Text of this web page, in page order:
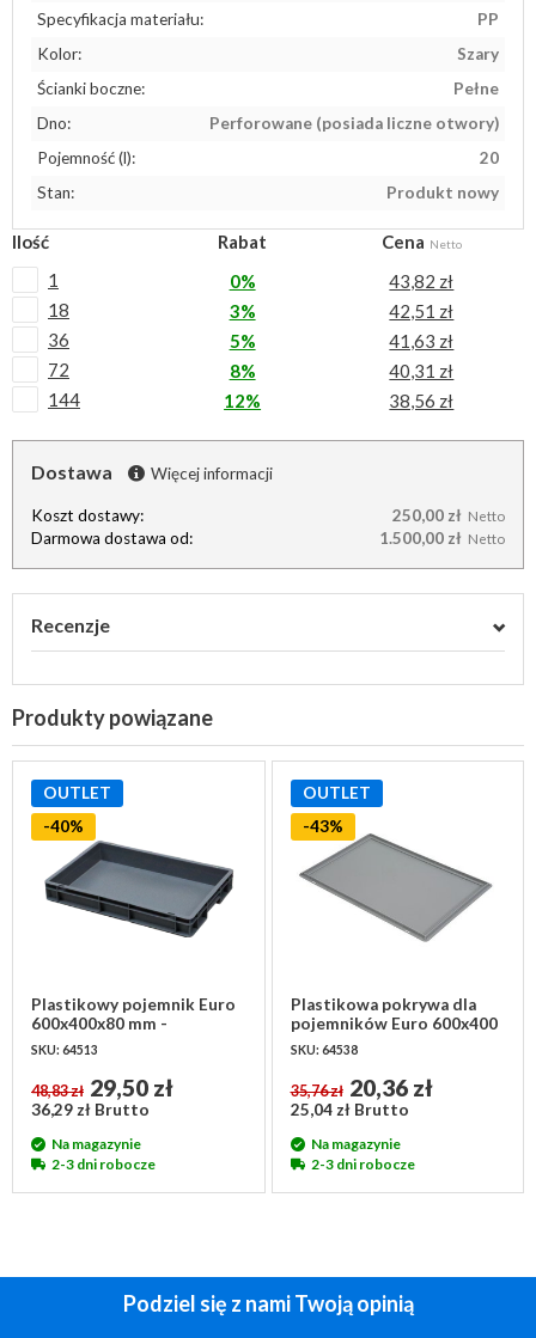
Specyfikacja materiału:
PP
Kolor:
Szary
Ścianki boczne:
Pełne
Dno:
Perforowane (posiada liczne otwory)
Pojemność (l):
20
Stan:
Produkt nowy
Ilość Rabat Cena Netto
1 0%
43,82 zł
18
3%
42,51 zł
36
5%
41,63 zł
72
8%
40,31 zł
144
12% 38,56 zł
Dostawa Więcej informacji
Koszt dostawy: 250,00 zł Netto
Darmowa dostawa od: 1.500,00 zł Netto
Recenzje
Produkty powiązane
OUTLET
-40%
Plastikowy pojemnik Euro
600x400x80 mm -
możliwość sztaplowania
SKU: 64513
48,83 zł 29,50 zł
36,29 zł Brutto
Na magazynie
2-3 dni robocze
OUTLET
-43%
Plastikowa pokrywa dla
pojemników Euro 600x400
mm - bez zawiasów
SKU: 64538
35,76 zł 20,36 zł
25,04 zł Brutto
Na magazynie
2-3 dni robocze
Podziel się z nami Twoją opinią